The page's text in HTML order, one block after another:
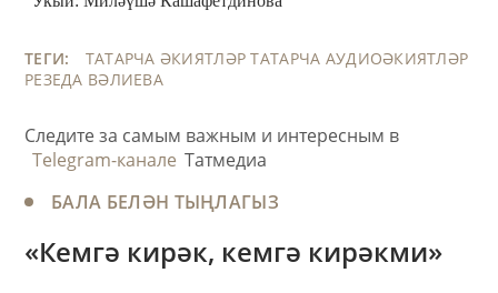
ТЕГИ: ТАТАРЧА ӘКИЯТЛӘР ТАТАРЧА АУДИОӘКИЯТЛӘР
РЕЗЕДА ВӘЛИЕВА
Следите за самым важным и интересным в
Telegram-канале Татмедиа
БАЛА БЕЛӘН ТЫҢЛАГЫЗ
«Кемгә кирәк, кемгә кирәкми»